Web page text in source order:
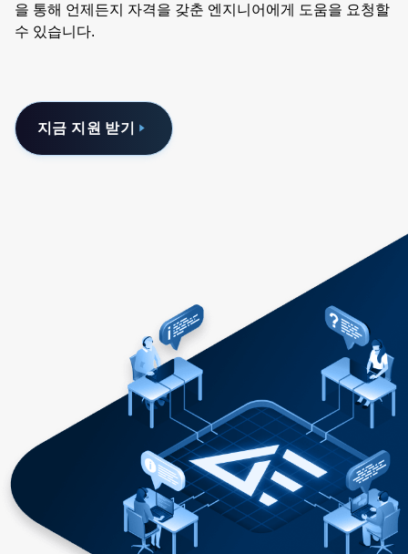
을 통해 언제든지 자격을 갖춘 엔지니어에게 도움을 요청할
수 있습니다.
지금 지원 받기